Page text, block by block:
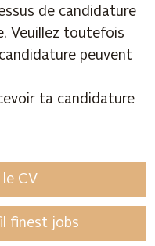
de candidature
Veuillez toutefois
peuvent
ta candidature
CV
finest jobs